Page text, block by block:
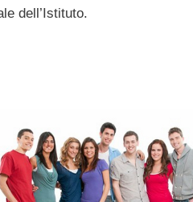
dell’Istituto.